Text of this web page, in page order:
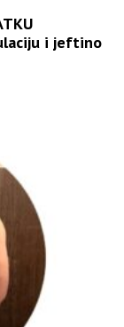
i jeftino